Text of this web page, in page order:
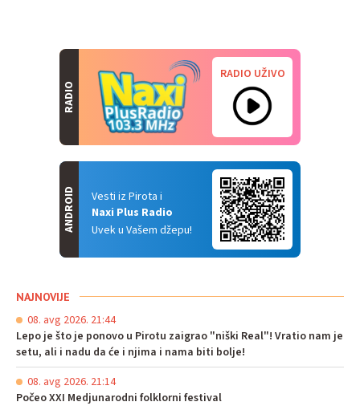
RADIO
RADIO UŽIVO
Vesti iz Pirota i
Naxi Plus Radio
Uvek u Vašem džepu!
ANDROID
NAJNOVIJE
08. avg 2026. 21:44
Lepo je što je ponovo u Pirotu zaigrao "niški Real"! Vratio nam je
setu, ali i nadu da će i njima i nama biti bolje!
08. avg 2026. 21:14
Počeo XXI Medjunarodni folklorni festival